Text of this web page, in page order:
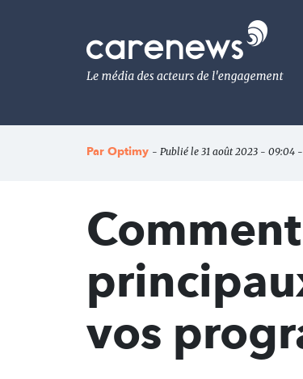
Le
média
de
l'engagement
Par Optimy - Publié le 31 août 2023 - 09:04
vos